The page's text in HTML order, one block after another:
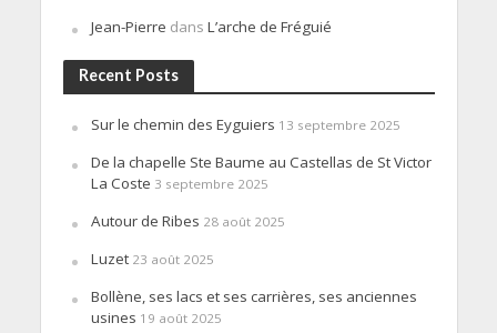
Jean-Pierre dans L’arche de Fréguié
Recent Posts
Sur le chemin des Eyguiers 13 septembre 2025
De la chapelle Ste Baume au Castellas de St Victor
La Coste 3 septembre 2025
Autour de Ribes 28 août 2025
Luzet 23 août 2025
Bollène, ses lacs et ses carrières, ses anciennes
usines 19 août 2025